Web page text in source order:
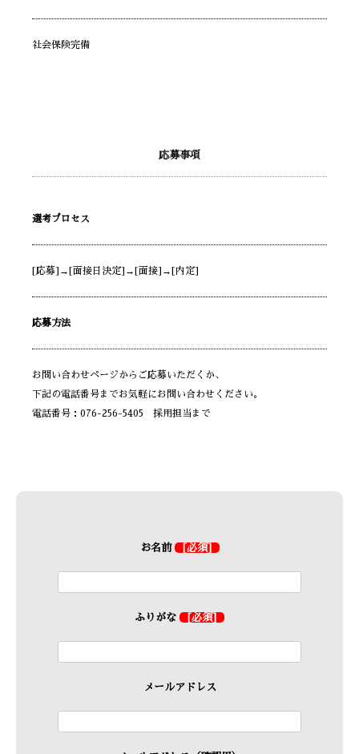
社会保険完備
応募事項
選考プロセス
[応募]→[面接日決定]→[面接]→[内定]
応募方法
お問い合わせページからご応募いただくか、
下記の電話番号までお気軽にお問い合わせください。
電話番号：076-256-5405 採用担当まで
お名前 [必須]
ふりがな [必須]
メールアドレス